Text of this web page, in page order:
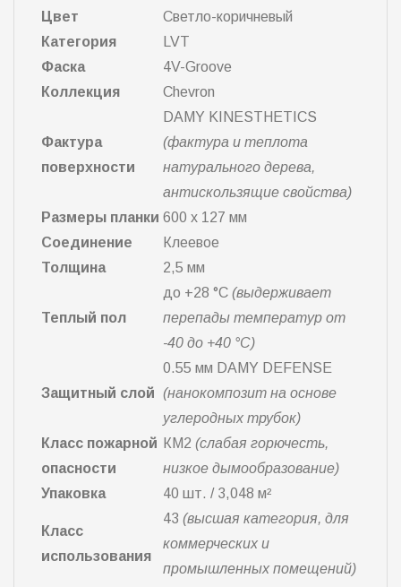
Цвет
Светло-коричневый
Категория
LVT
Фаска
4V-Groove
Коллекция
Chevron
Фактура
поверхности
DAMY KINESTHETICS
(фактура и теплота
натурального дерева,
антискользящие свойства)
Размеры планки 600 х 127 мм
Соединение
Клеевое
Толщина
2,5 мм
Теплый пол
до +28 °С (выдерживает
перепады температур от
-40 до +40 °С)
Защитный слой
0.55 мм DAMY DEFENSE
(нанокомпозит на основе
углеродных трубок)
Класс пожарной
опасности
КМ2 (слабая горючесть,
низкое дымообразование)
Упаковка
40 шт. / 3,048 м²
Класс
использования
43 (высшая категория, для
коммерческих и
промышленных помещений)